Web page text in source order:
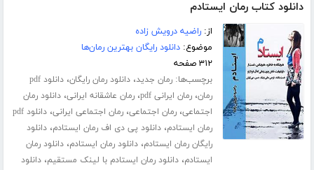
دانلود کتاب رمان ایستادم
از:راضیه درویش زاده
موضوع:دانلود رایگان بهترین رمان‌ها
۳۱۲ صفحه
برچسب‌ها:رمان جدید،دانلود رمان رایگان،
دانلود pdf
رمان،رمان ایرانی pdf ،رمان عاشقانه ایرانی،دانلود رمان
اجتماعی،رمان اجتماعی،رمان اجتماعی ایرانی،
دانلود pdf
رمان ایستادم،دانلود پی دی اف رمان ایستادم،دانلود
رایگان رمان ایستادم،دانلود رمان ایستادم،دانلود رمان
ایستادم،دانلود رمان ایستادم با لینک مستقیم،دانلود